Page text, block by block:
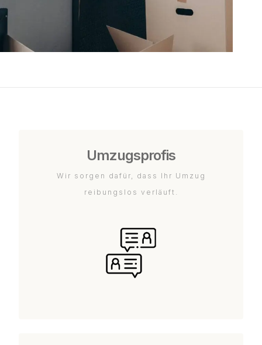
Umzugsprofis
Wir sorgen dafür, dass Ihr Umzug
reibungslos verläuft.